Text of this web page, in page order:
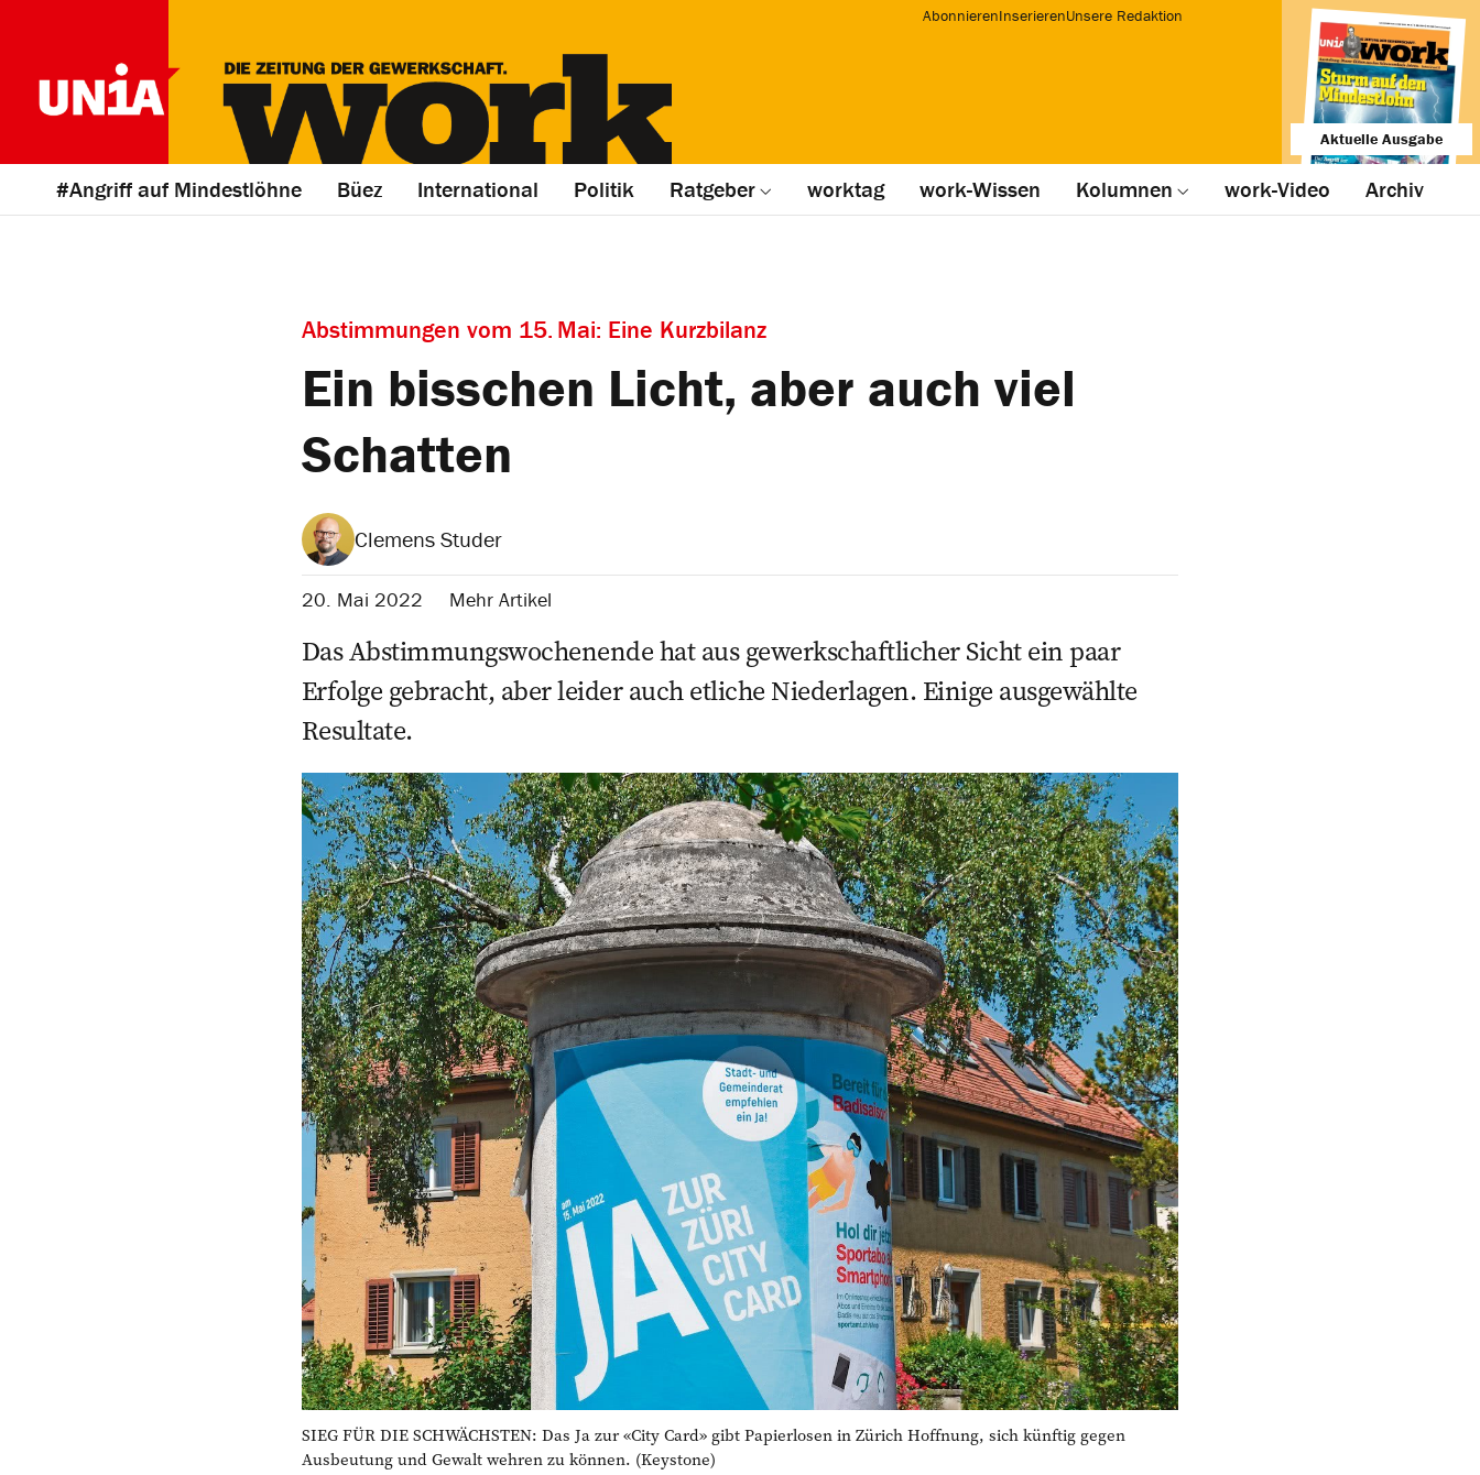
AbonnierenInserierenUnsere Redaktion
Aktuelle Ausgabe
#Angriff auf Mindestlöhne Büez International Politik Ratgeber worktag work-Wissen Kolumnen work-Video Archiv
Abstimmungen vom 15. Mai: Eine Kurzbilanz
Ein bisschen Licht, aber auch viel
Schatten
Clemens Studer
20. Mai 2022 Mehr Artikel
Das Abstimmungswochenende hat aus gewerkschaftlicher Sicht ein paar
Erfolge gebracht, aber leider auch etliche Niederlagen. Einige ausgewählte
Resultate.
SIEG FÜR DIE SCHWÄCHSTEN: Das Ja zur «City Card» gibt Papierlosen in Zürich Hoffnung, sich künftig gegen
Ausbeutung und Gewalt wehren zu können. (Keystone)